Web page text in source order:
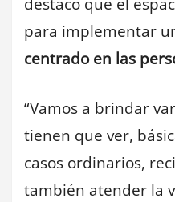
para implementar
centrado en las
“Vamos a brindar
tienen que ver,
casos ordinarios,
también atender la